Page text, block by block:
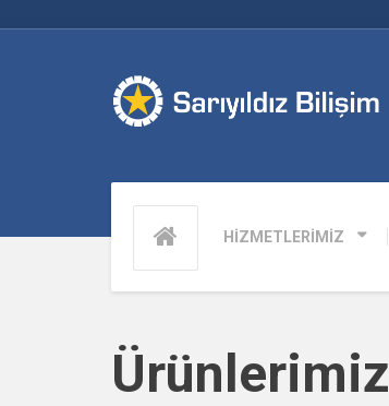
HİZMETLERİMİZ
Ürünlerimiz